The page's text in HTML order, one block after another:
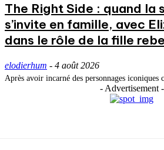
The Right Side : quand la
s’invite en famille, avec
dans le rôle de la fille
elodierhum - 4 août 2026
Après avoir incarné des personnages iconiques
- Advertisement -